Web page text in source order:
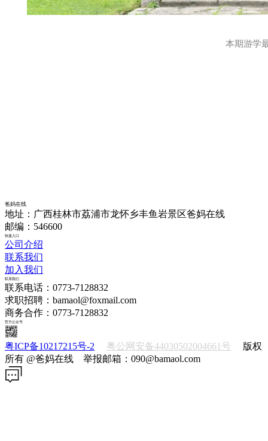
本期游学
爸妈在线
地址：广西桂林市荔浦市龙怀乡丰鱼岩景区爸妈在线
邮编：546600
快捷入口
公司介绍
联系我们
加入我们
联系我们
联系电话：0773-7128832
求职招聘：bamaol@foxmail.com
商务合作：0773-7128832
官方公众号
粤ICP备10217215号-2 粤公网安备44030502004661号 版权
所有 @爸妈在线 举报邮箱：090@bamaol.com